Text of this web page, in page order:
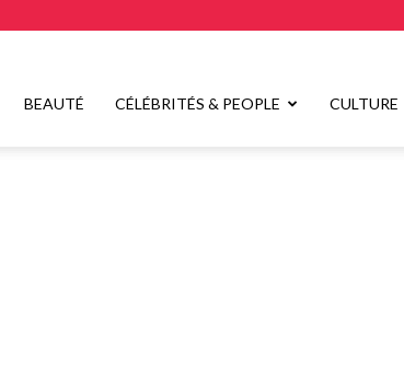
BEAUTÉ CÉLÉBRITÉS & PEOPLE CULTURE